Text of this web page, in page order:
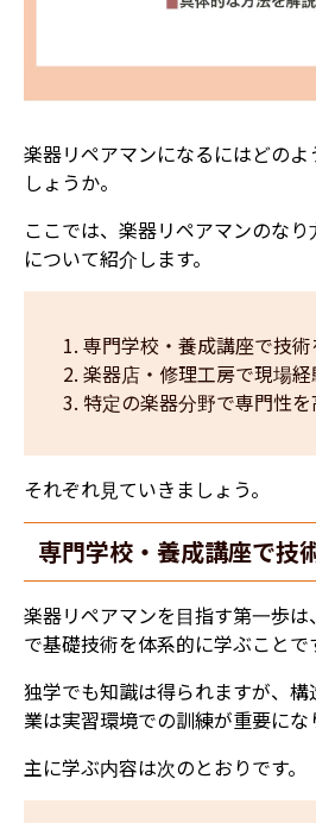
楽器リペアマンになるにはどの
しょうか。
ここでは、楽器リペアマンのな
について紹介します。
専門学校・養成講座で技
楽器店・修理工房で現場
特定の楽器分野で専門性を
それぞれ見ていきましょう。
専門学校・養成講座で技
楽器リペアマンを目指す第一歩
で基礎技術を体系的に学ぶことで
独学でも知識は得られますが、
業は実習環境での訓練が重要にな
主に学ぶ内容は次のとおりです。